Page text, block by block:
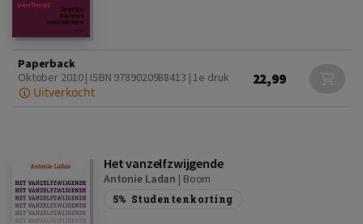
Paperback
Oktober 2010 | ISBN 9789020988413 | 1e druk
Uitverkocht
22,99
Het vanzelfzwijgende
Antonie Ladan | Boom
5% Studentenkorting